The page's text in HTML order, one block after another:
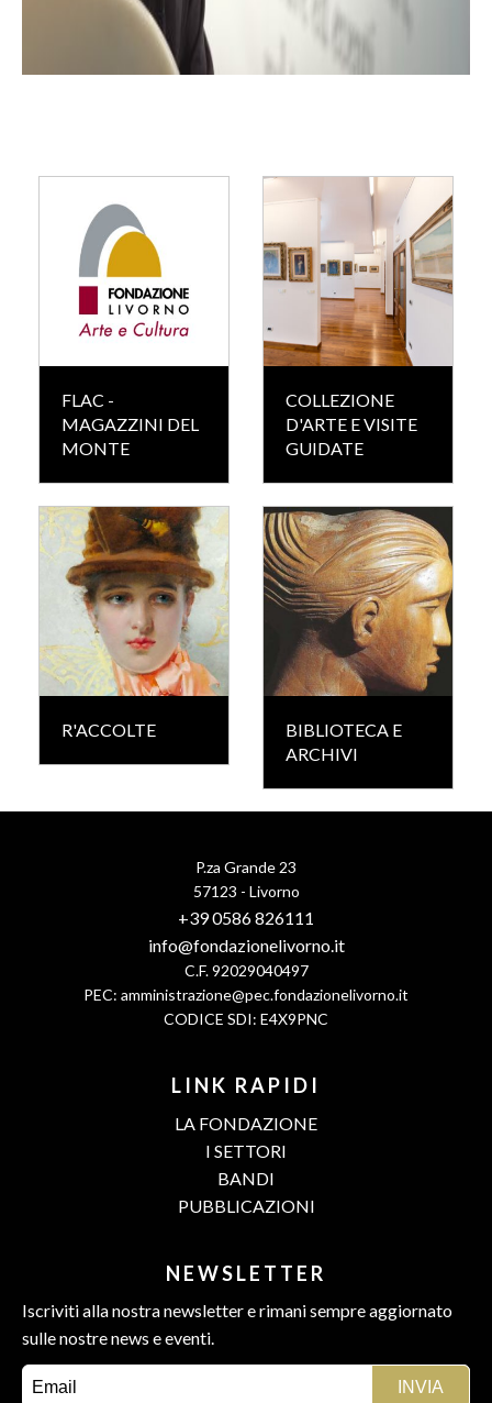
FLAC -
MAGAZZINI DEL
MONTE
COLLEZIONE
D'ARTE E VISITE
GUIDATE
R'ACCOLTE
BIBLIOTECA E
ARCHIVI
P.za Grande 23
57123 - Livorno
+39 0586 826111
info@fondazionelivorno.it
C.F. 92029040497
PEC: amministrazione@pec.fondazionelivorno.it
CODICE SDI: E4X9PNC
LINK RAPIDI
LA FONDAZIONE
I SETTORI
BANDI
PUBBLICAZIONI
NEWSLETTER
Iscriviti alla nostra newsletter e rimani sempre aggiornato
sulle nostre news e eventi.